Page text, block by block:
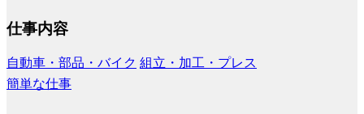
仕事内容
自動車・部品・バイク 組立・加工・プレス
簡単な仕事